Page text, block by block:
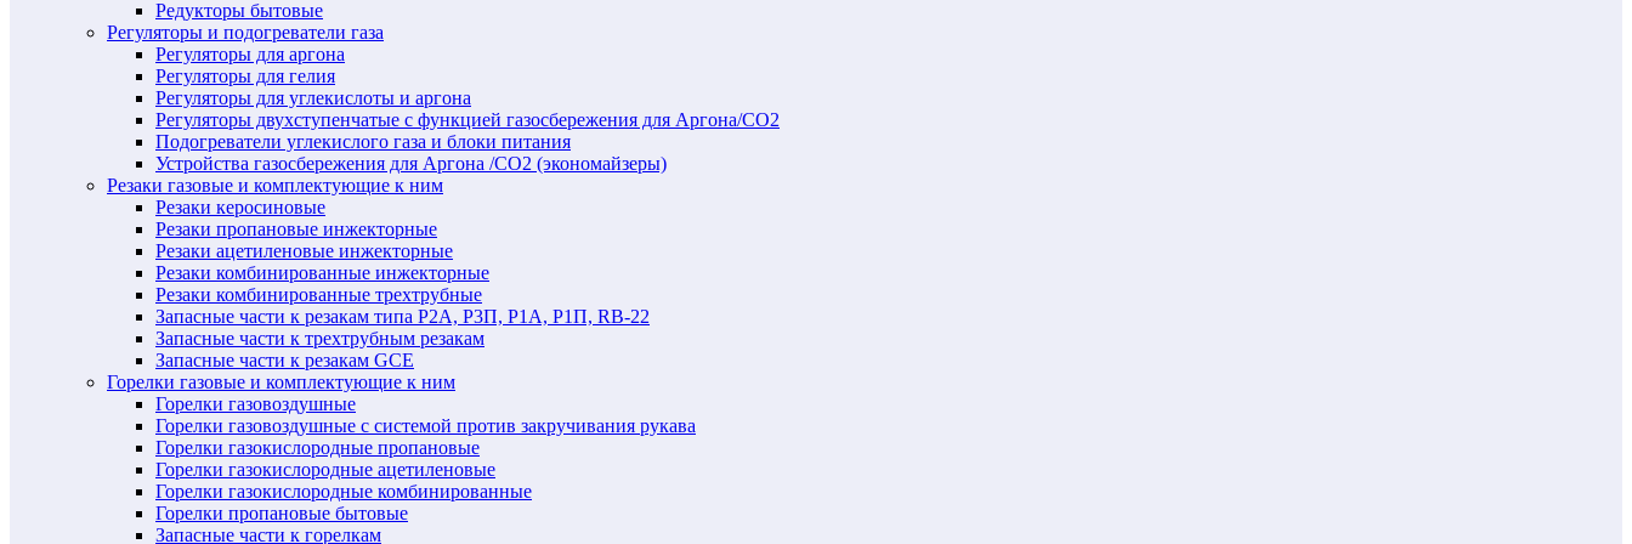
Редукторы бытовые
Регуляторы и подогреватели газа
Регуляторы для аргона
Регуляторы для гелия
Регуляторы для углекислоты и аргона
Регуляторы двухступенчатые c функцией газосбережения для Аргона/СО2
Подогреватели углекислого газа и блоки питания
Устройства газосбережения для Аргона /СО2 (экономайзеры)
Резаки газовые и комплектующие к ним
Резаки керосиновые
Резаки пропановые инжекторные
Резаки ацетиленовые инжекторные
Резаки комбинированные инжекторные
Резаки комбинированные трехтрубные
Запасные части к резакам типа Р2А, Р3П, Р1А, Р1П, RB-22
Запасные части к трехтрубным резакам
Запасные части к резакам GCE
Горелки газовые и комплектующие к ним
Горелки газовоздушные
Горелки газовоздушные с системой против закручивания рукава
Горелки газокислородные пропановые
Горелки газокислородные ацетиленовые
Горелки газокислородные комбинированные
Горелки пропановые бытовые
Запасные части к горелкам